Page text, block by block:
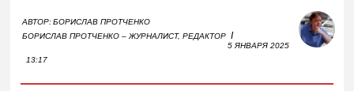
АВТОР:БОРИСЛАВ ПРОТЧЕНКО
БОРИСЛАВ ПРОТЧЕНКО – ЖУРНАЛИСТ, РЕДАКТОР I
5 ЯНВАРЯ 2025
13:17